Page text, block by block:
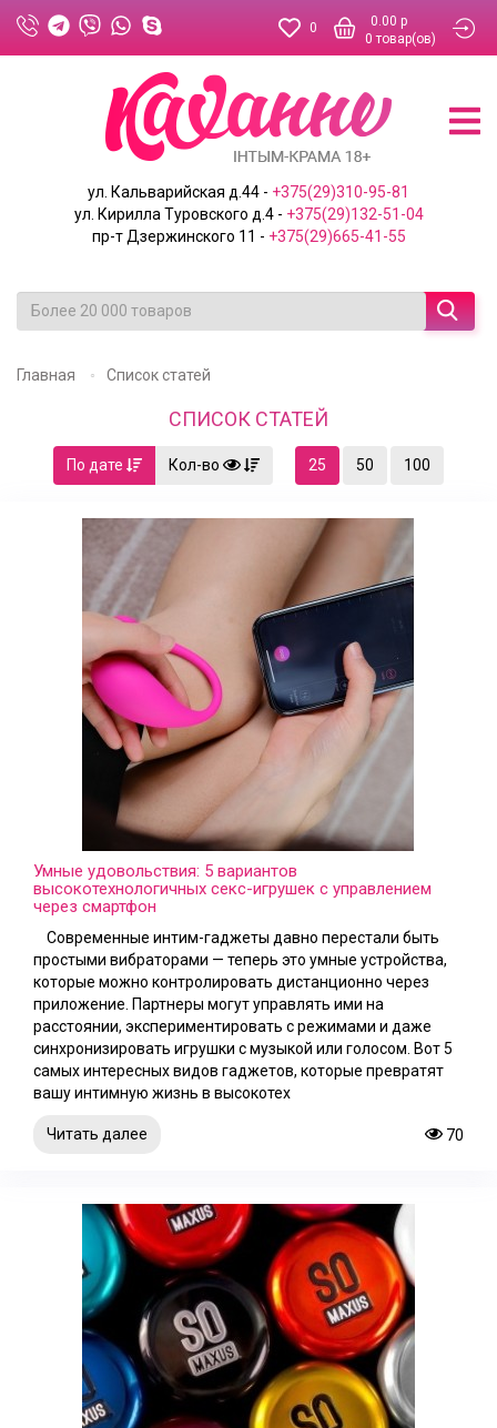
0
0.00 р
0 товар(ов)
ул. Кальварийская д.44 - +375(29)310-95-81
ул. Кирилла Туровского д.4 - +375(29)132-51-04
пр-т Дзержинского 11 - +375(29)665-41-55
Главная Список статей
СПИСОК СТАТЕЙ
По дате Кол-во 25 50 100
Умные удовольствия: 5 вариантов
высокотехнологичных секс-игрушек с управлением
через смартфон
Современные интим-гаджеты давно перестали быть
простыми вибраторами — теперь это умные устройства,
которые можно контролировать дистанционно через
приложение. Партнеры могут управлять ими на
расстоянии, экспериментировать с режимами и даже
синхронизировать игрушки с музыкой или голосом. Вот 5
самых интересных видов гаджетов, которые превратят
вашу интимную жизнь в высокотех
Читать далее 70